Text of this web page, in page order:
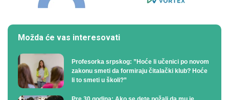
Možda će vas interesovati
Profesorka srpskog: ”Hoće li učenici po novom
zakonu smeti da formiraju čitalački klub? Hoće
li to smeti u školi?”